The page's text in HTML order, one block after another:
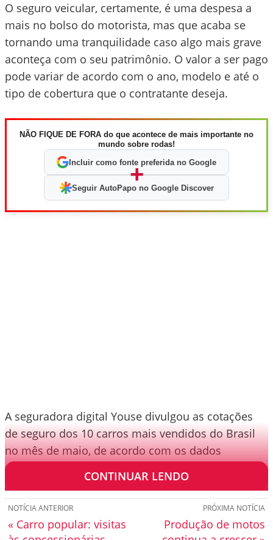
O seguro veicular, certamente, é uma despesa a
mais no bolso do motorista, mas que acaba se
tornando uma tranquilidade caso algo mais grave
aconteça com o seu patrimônio. O valor a ser pago
pode variar de acordo com o ano, modelo e até o
tipo de cobertura que o contratante deseja.
NÃO FIQUE DE FORA do que acontece de mais importante no
mundo sobre rodas!
Incluir como fonte preferida no Google
+
Seguir AutoPapo no Google Discover
A seguradora digital Youse divulgou as cotações
de seguro dos 10 carros mais vendidos do Brasil
no mês de maio, de acordo com os dados
divulgados pela Fenabrave.
CONTINUAR LENDO
PRÓXIMA NOTÍCIA
Produção de motos
NOTÍCIA ANTERIOR
« Carro popular: visitas